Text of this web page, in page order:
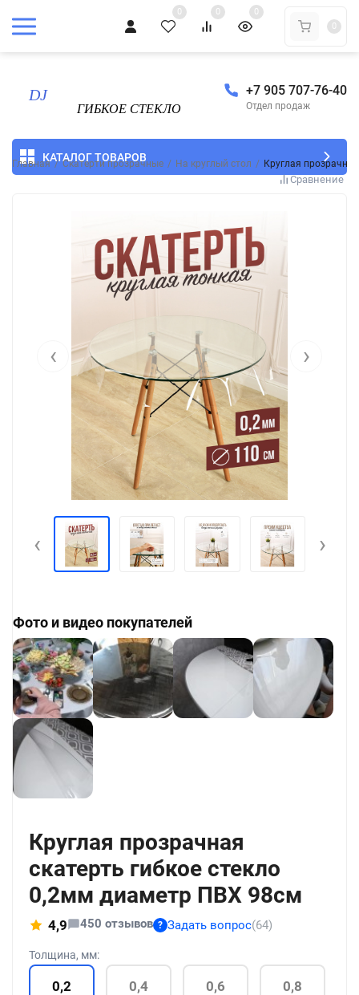
0 0
0
0
+7 905 707-76-40
Отдел продаж
КАТАЛОГ ТОВАРОВ
Главная / Скатерти прозрачные / На круглый стол / Круглая
Сравнение
‹ ›
‹ ›
Фото и видео покупателей
Круглая прозрачная
скатерть гибкое стекло
0,2мм диаметр ПВХ 98см
4,9 450 отзывов ? Задать вопрос(64)
Толщина, мм:
0,2 0,4 0,6 0,8